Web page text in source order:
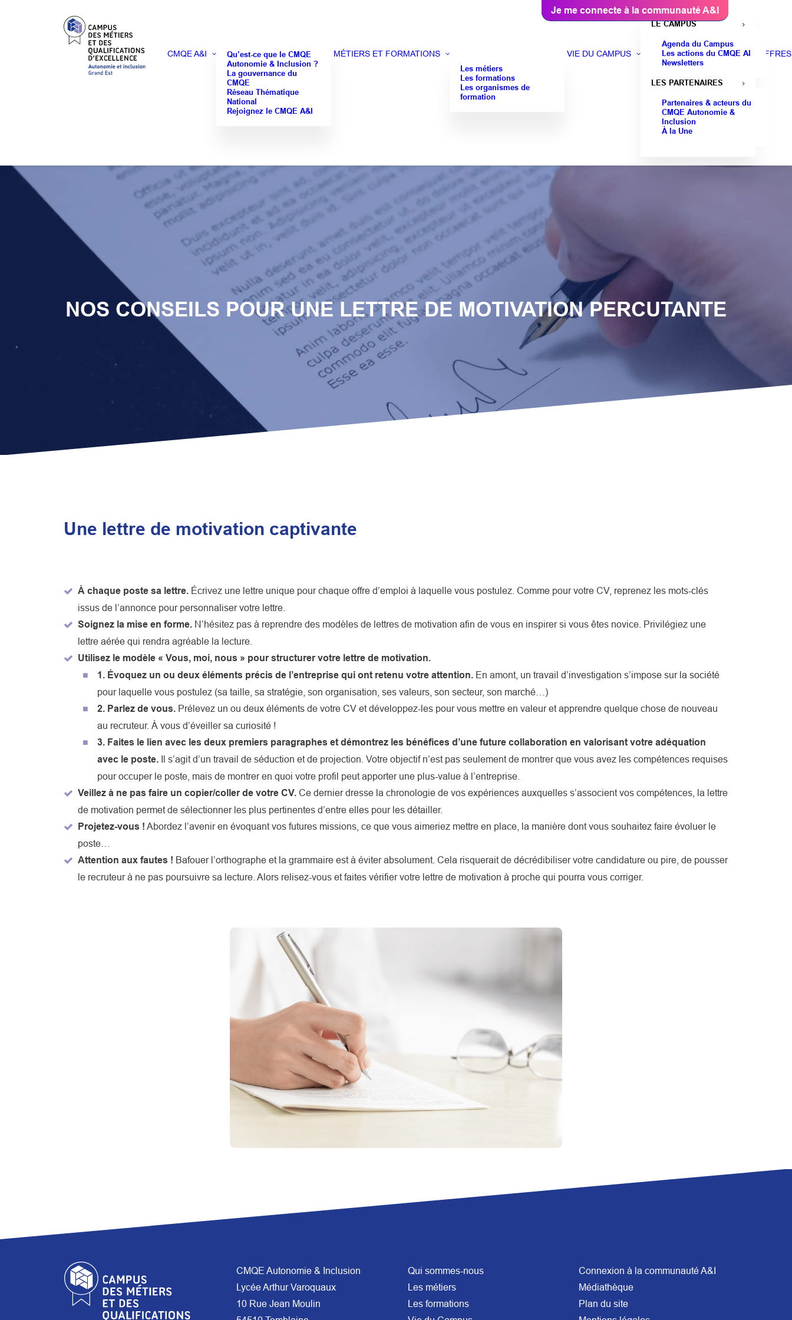
Je me connecte à la communauté A&I
CMQE A&I
Qu’est-ce que le CMQE
Autonomie & Inclusion ?
La gouvernance du
CMQE
Réseau Thématique
National
Rejoignez le CMQE A&I
MÉTIERS ET FORMATIONS
Les métiers
Les formations
Les organismes de
formation
VIE DU CAMPUS
LE CAMPUS
Agenda du Campus
Les actions du CMQE AI
Newsletters
LES PARTENAIRES
Partenaires & acteurs du
CMQE Autonomie &
Inclusion
À la Une
NOS CONSEILS POUR UNE LETTRE DE MOTIVATION PERCUTANTE
Une lettre de motivation captivante
À chaque poste sa lettre. Écrivez une lettre unique pour chaque offre d’emploi à laquelle vous postulez. Comme pour votre CV, reprenez les mots-clés
issus de l’annonce pour personnaliser votre lettre.
Soignez la mise en forme. N’hésitez pas à reprendre des modèles de lettres de motivation afin de vous en inspirer si vous êtes novice. Privilégiez une
lettre aérée qui rendra agréable la lecture.
Utilisez le modèle « Vous, moi, nous » pour structurer votre lettre de motivation.
1. Évoquez un ou deux éléments précis de l’entreprise qui ont retenu votre attention. En amont, un travail d’investigation s’impose sur la société
pour laquelle vous postulez (sa taille, sa stratégie, son organisation, ses valeurs, son secteur, son marché…)
2. Parlez de vous. Prélevez un ou deux éléments de votre CV et développez-les pour vous mettre en valeur et apprendre quelque chose de nouveau
au recruteur. À vous d’éveiller sa curiosité !
3. Faites le lien avec les deux premiers paragraphes et démontrez les bénéfices d’une future collaboration en valorisant votre adéquation
avec le poste. Il s’agit d’un travail de séduction et de projection. Votre objectif n’est pas seulement de montrer que vous avez les compétences requises
pour occuper le poste, mais de montrer en quoi votre profil peut apporter une plus-value à l’entreprise.
Veillez à ne pas faire un copier/coller de votre CV. Ce dernier dresse la chronologie de vos expériences auxquelles s’associent vos compétences, la lettre
de motivation permet de sélectionner les plus pertinentes d’entre elles pour les détailler.
Projetez-vous ! Abordez l’avenir en évoquant vos futures missions, ce que vous aimeriez mettre en place, la manière dont vous souhaitez faire évoluer le
poste…
Attention aux fautes ! Bafouer l’orthographe et la grammaire est à éviter absolument. Cela risquerait de décrédibiliser votre candidature ou pire, de pousser
le recruteur à ne pas poursuivre sa lecture. Alors relisez-vous et faites vérifier votre lettre de motivation à proche qui pourra vous corriger.
CMQE Autonomie & Inclusion
Lycée Arthur Varoquaux
10 Rue Jean Moulin
Qui sommes-nous
Les métiers
Les formations
Connexion à la communauté A&I
Médiathèque
Plan du site